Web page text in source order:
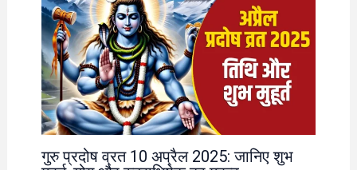
गुरु प्रदोष व्रत 10 अप्रैल 2025: जानिए शुभ